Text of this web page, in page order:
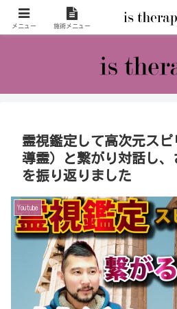
お客様の高次の存在をも意識してリラクゼ
ります。
霊視鑑定して高次元ス
導霊）と繋がり対話し
を振り返りました
Youtube
メニュー 施術メニュー